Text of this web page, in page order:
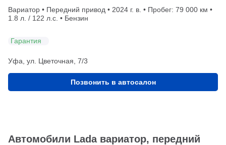
Вариатор • Передний привод • 2024 г. в. • Пробег: 79 000 км •
1.8 л. / 122 л.с. • Бензин
Гарантия
Уфа, ул. Цветочная, 7/3
Позвонить в автосалон
Автомобили Lada вариатор, передний